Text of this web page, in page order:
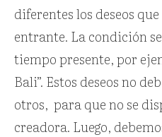
diferentes los deseos
entrante. La condición
tiempo presente, por
Bali”. Estos deseos no
otros, para que no se
creadora. Luego,